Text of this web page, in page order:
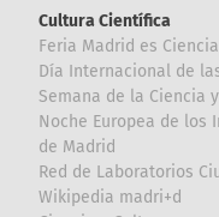
Cultura Científica
Feria Madrid es Ciencia
Día Internacional de
Semana de la Ciencia
Noche Europea de los
de Madrid
Red de Laboratorios
Wikipedia madri+d